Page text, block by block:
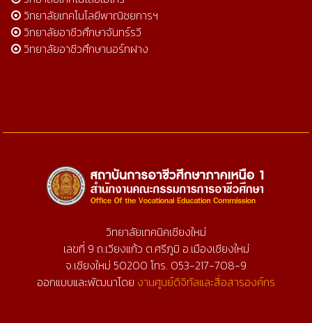
วิทยาลัยเทคโนโลยีพาณิชยการฯ
วิทยาลัยอาชีวศึกษาจันทร์รวี
วิทยาลัยอาชีวศึกษานอร์ทฝาง
วิทยาลัยเทคนิคเชียงใหม่
เลขที่ 9 ถ.เวียงแก้ว ต.ศรีภูมิ อ.เมืองเชียงใหม่
จ.เชียงใหม่ 50200 โทร. 053-217-708-9
ออกแบบและพัฒนาโดย งานศูนย์ดิจิทัลและสื่อสารองค์กร